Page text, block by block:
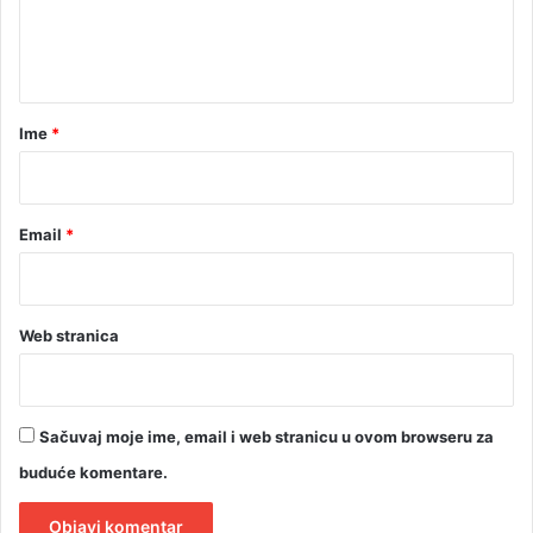
rIme *
Email *
Web stranica
Sačuvaj moje ime, email i web stranicu u ovom browseru za
buduće komentare.